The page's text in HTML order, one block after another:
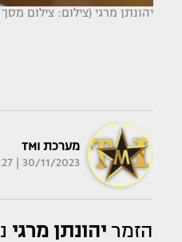
יהונתן מרגי (צילום: צילום
מערכת TMI
30/11/2023 | 09:27
הזמריהונתן מרגי